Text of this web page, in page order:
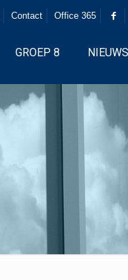
Contact Office 365
GROEP 8 NIEUWS